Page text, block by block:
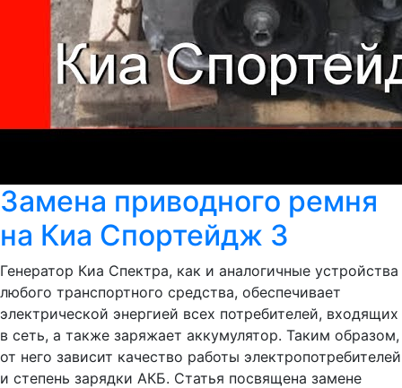
Замена приводного ремня
на Киа Спортейдж 3
Генератор Киа Спектра, как и аналогичные устройства
любого транспортного средства, обеспечивает
электрической энергией всех потребителей, входящих
в сеть, а также заряжает аккумулятор. Таким образом,
от него зависит качество работы электропотребителей
и степень зарядки АКБ. Статья посвящена замене